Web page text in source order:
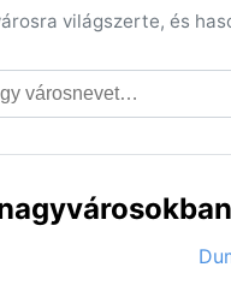
világszerte, és